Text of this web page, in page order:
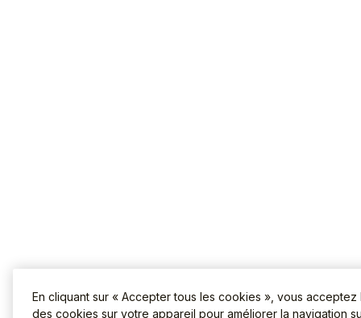
En cliquant sur « Accepter tous les cookies », vous
des cookies sur votre appareil pour améliorer la navigation